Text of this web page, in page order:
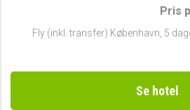
Pris
Fly (inkl. transfer) København 5
Se hotel